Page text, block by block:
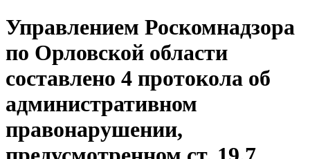
Управлением Роскомнадзора
по Орловской области
составлено 4 протокола об
административном
правонарушении,